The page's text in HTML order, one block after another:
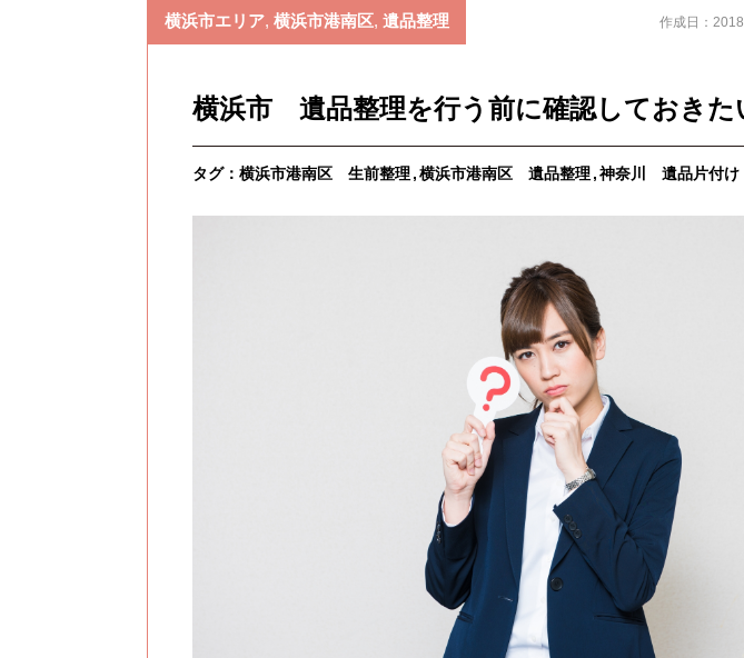
横浜市エリア, 横浜市港南区, 遺品整理 作成日：
横浜市 遺品整理を行う前に確認しておきた
タグ： 横浜市港南区 生前整理 横浜市港南区 遺品整理 神奈川 遺品片付け